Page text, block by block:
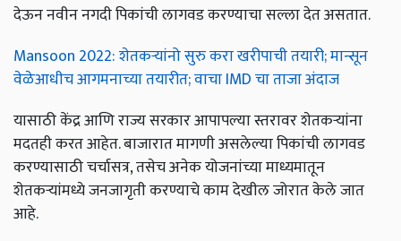
देऊन नवीन नगदी पिकांची लागवड करण्याचा सल्ला देत असतात.
Mansoon 2022: शेतकऱ्यांनो सुरु करा खरीपाची तयारी; मान्सून
वेळेआधीच आगमनाच्या तयारीत; वाचा IMD चा ताजा अंदाज
यासाठी केंद्र आणि राज्य सरकार आपापल्या स्तरावर शेतकऱ्यांना
मदतही करत आहेत. बाजारात मागणी असलेल्या पिकांची लागवड
करण्यासाठी चर्चासत्र, तसेच अनेक योजनांच्या माध्यमातून
शेतकऱ्यांमध्ये जनजागृती करण्याचे काम देखील जोरात केले जात
आहे.